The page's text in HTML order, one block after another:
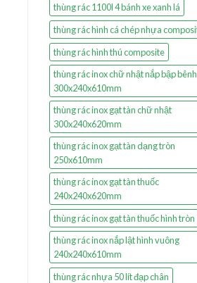
thùng rác 1100l 4 bánh xe xanh lá
thùng rác hình cá chép nhựa
thùng rác hình thú composite
thùng rác inox chữ nhật nắp bập bênh
300x240x610mm
thùng rác inox gạt tàn chữ nhật
300x240x620mm
thùng rác inox gạt tàn dạng tròn
250x610mm
thùng rác inox gạt tàn thuốc
240x240x620mm
thùng rác inox gạt tàn thuốc hình tròn
thùng rác inox nắp lật hình vuông
240x240x610mm
thùng rác nhựa 50 lít đạp chân